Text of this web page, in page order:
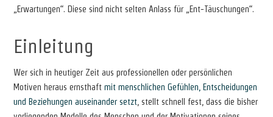
„Erwartungen“. Diese sind nicht selten Anlass für „Ent-Täuschungen“.
Einleitung
Wer sich in heutiger Zeit aus professionellen oder persönlichen
Motiven heraus ernsthaft mit menschlichen Gefühlen, Entscheidungen
und Beziehungen auseinander setzt, stellt schnell fest, dass die bisher